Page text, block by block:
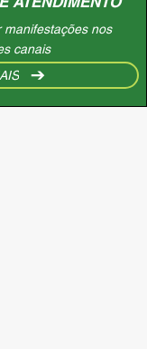
manifestações nos
canais